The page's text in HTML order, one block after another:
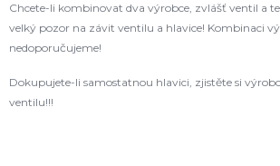
Chcete-li kombinovat dva výrobce, zvlášť ventil a
velký pozor na závit ventilu a hlavice! Kombinaci
nedoporučujeme!
Dokupujete-li samostatnou hlavici, zjistěte si
ventilu!!!